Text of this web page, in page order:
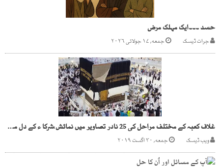
حسد ۔۔۔ایک مہلک مرض
جرات ڈیسک جمعه, ۱۷ جولائی ۲۰۲۶
غلاف کعبہ کے مختلف مراحل کی 25 نادر تصاویر میں نمائش،شرکا ء کے دل موہ لیے
ویب ڈیسک جمعه, ۳۰ اگست ۲۰۱۹